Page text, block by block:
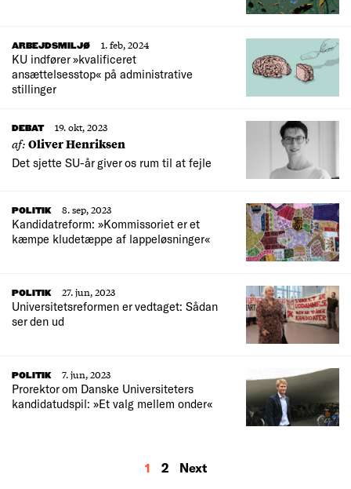
ARBEJDSMILJØ
1. feb, 2024
KU indfører »kvalificeret
ansættelsesstop« på administrative
stillinger
DEBAT 19. okt, 2023
af:Oliver Henriksen
Det sjette SU-år giver os rum til at fejle
POLITIK
8. sep, 2023
Kandidatreform: »Kommissoriet er et
kæmpe kludetæppe af lappeløsninger«
POLITIK
27. jun, 2023
Universitetsreformen er vedtaget: Sådan
ser den ud
POLITIK
7. jun, 2023
Prorektor om Danske Universiteters
kandidatudspil: »Et valg mellem onder«
1 2 Next